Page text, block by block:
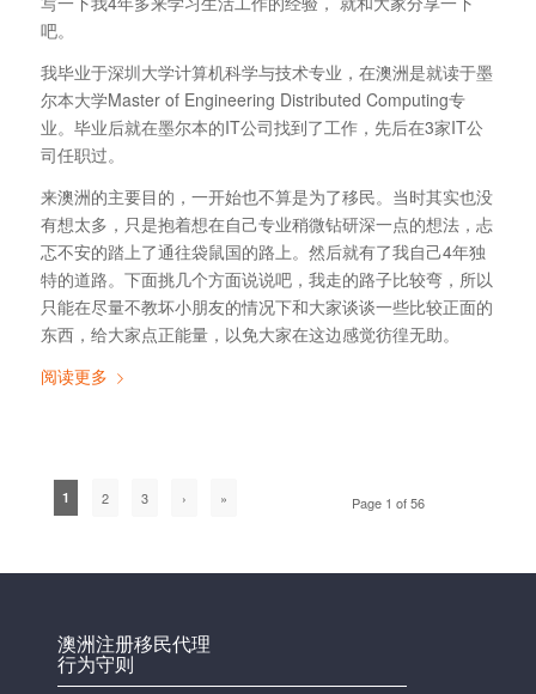
吧。
我毕业于深圳大学计算机科学与技术专业，在澳洲是就读于墨
尔本大学Master of Engineering Distributed Computing专
业。毕业后就在墨尔本的IT公司找到了工作，先后在3家IT公
司任职过。
来澳洲的主要目的，一开始也不算是为了移民。当时其实也没
有想太多，只是抱着想在自己专业稍微钻研深一点的想法，忐
忑不安的踏上了通往袋鼠国的路上。然后就有了我自己4年独
特的道路。下面挑几个方面说说吧，我走的路子比较弯，所以
只能在尽量不教坏小朋友的情况下和大家谈谈一些比较正面的
东西，给大家点正能量，以免大家在这边感觉彷徨无助。
阅读更多
Page 1 of 56
1 2 3 › »
澳洲注册移民代理
行为守则